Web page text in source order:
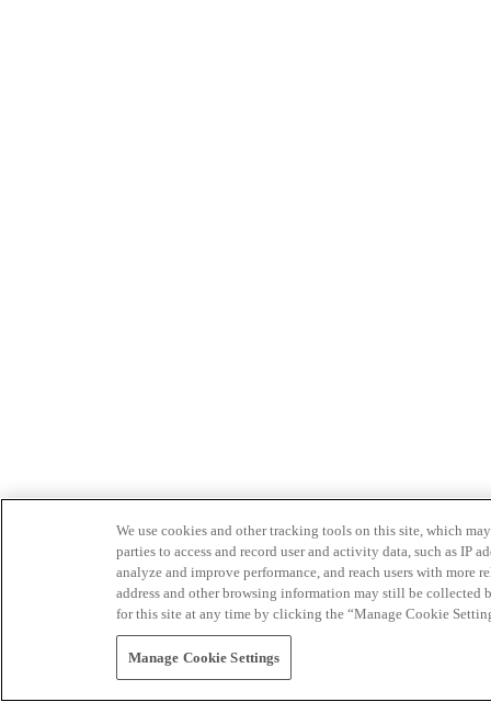
We use cookies and other tracking tools on this site, which
parties to access and record user and activity data, such as IP
analyze and improve performance, and reach users with
address and other browsing information may still be collected
for this site at any time by clicking the “Manage Cookie
Manage Cookie Settings